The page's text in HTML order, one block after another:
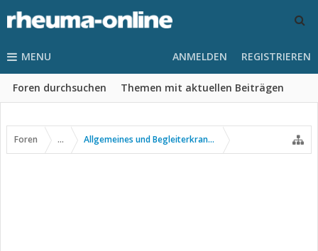
MENU
Foren durchsuchen Themen mit aktuellen Beiträgen
ANMELDEN REGISTRIEREN
Foren ... Allgemeines und Begleiterkrankungen